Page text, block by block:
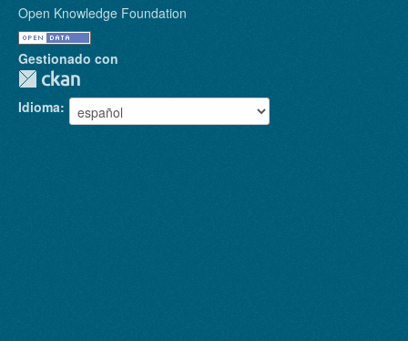
Open Knowledge Foundation
Gestionado con
Idioma